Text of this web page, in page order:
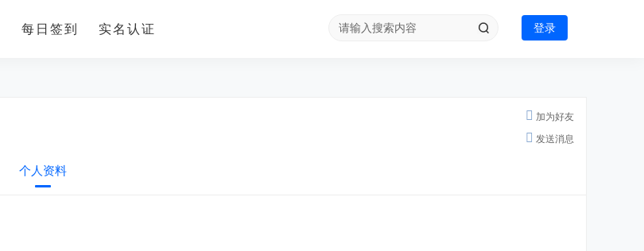
每日签到 实名认证 登录
加为好友
发送消息
个人资料